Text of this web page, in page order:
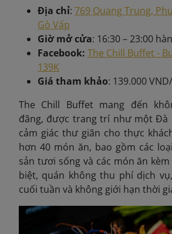
Địa chỉ: 769 Quang Trung,
Gò Vấp
Giờ mở cửa: 16:30 – 23:00
Facebook: The Chill Buffet -
139K
Giá tham khảo: 139.000
The Chill Buffet mang đến
đãng, được trang trí như một Đà
cảm giác thư giãn cho thực
hơn 40 món ăn, bao gồm các
sản tươi sống và các món ăn
biệt, quán không thu phí dịch
cuối tuần và không giới hạn thời